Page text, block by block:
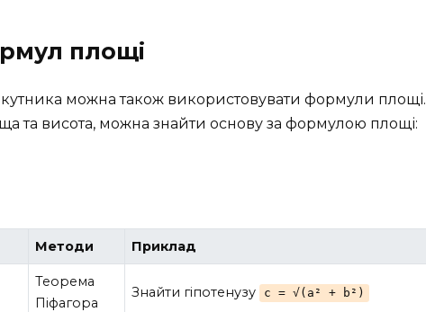
площі
можна також використовувати формули площі.
та висота, можна знайти основу за формулою площі:
Методи Приклад
Теорема
Піфагора
Знайти гіпотенузу c = √(a² + b²)